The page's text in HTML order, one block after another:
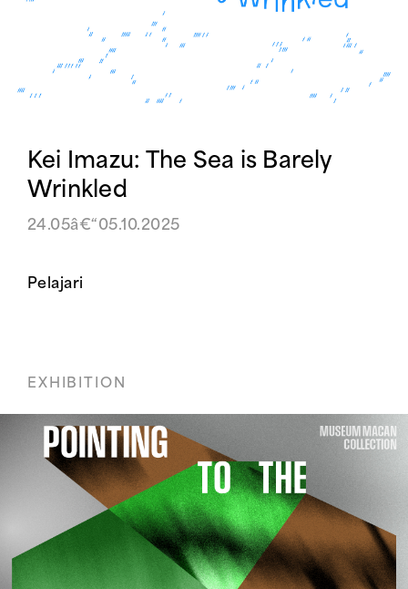
Kei Imazu: The Sea is Barely
Wrinkled
24.05â€“05.10.2025
Pelajari
EXHIBITION